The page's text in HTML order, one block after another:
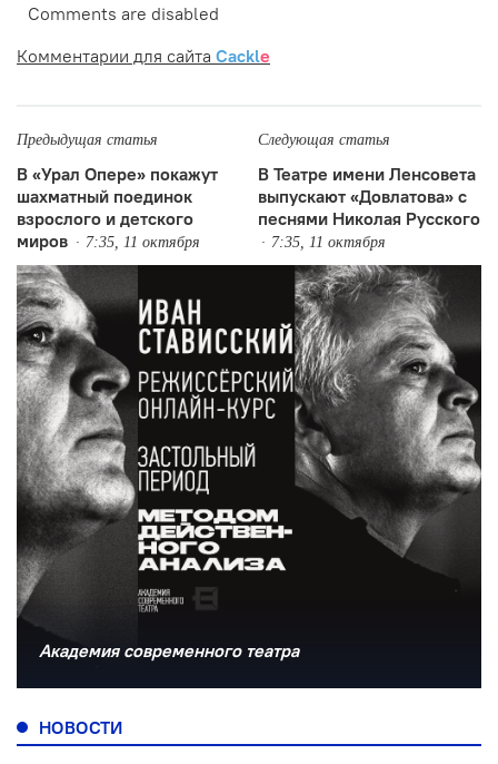
Comments are disabled
Комментарии для сайта Cackle
Предыдущая статья
В «Урал Опере» покажут
шахматный поединок
взрослого и детского
миров
7:35, 11 октября
Следующая статья
В Театре имени Ленсовета
выпускают «Довлатова» с
песнями Николая Русского
7:35, 11 октября
Академия современного театра
НОВОСТИ